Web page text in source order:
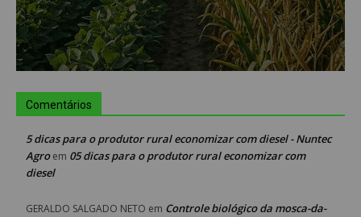
Comentários
5 dicas para o produtor rural economizar com diesel - Nuntec
Agroem 05 dicas para o produtor rural economizar com
diesel
GERALDO SALGADO NETO em Controle biológico da mosca-da-